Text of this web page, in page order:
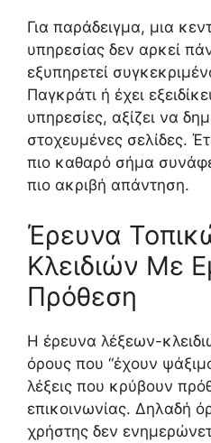
Για παράδειγμα, μια
υπηρεσίας δεν αρκεί
εξυπηρετεί
Παγκράτι ή έχει
υπηρεσίες, αξίζει να
στοχευμένες σελίδες.
πιο καθαρό σήμα
πιο ακριβή απάντηση.
Έρευνα
Κλειδιών Με
Πρόθεση
Η έρευνα λέξεων-
όρους που “έχουν
λέξεις που κρύβουν
επικοινωνίας. Δηλαδή
χρήστης δεν